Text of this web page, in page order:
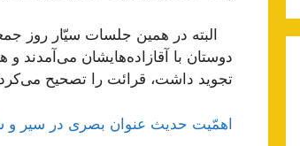
البته در همین جلسات سیّار روز
دوستان با آقازاده‌هایشان
تجوید داشت، قرائت را تصحیح
اهمّیت حدیث عنوان بصرى در سیر و